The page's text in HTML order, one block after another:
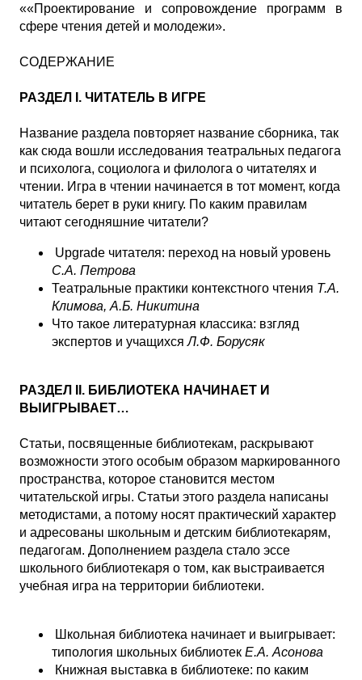
««Проектирование и сопровождение программ в
сфере чтения детей и молодежи».
СОДЕРЖАНИЕ
РАЗДЕЛ I. ЧИТАТЕЛЬ В ИГРЕ
Название раздела повторяет название сборника, так
как сюда вошли исследования театральных педагога
и психолога, социолога и филолога о читателях и
чтении. Игра в чтении начинается в тот момент, когда
читатель берет в руки книгу. По каким правилам
читают сегодняшние читатели?
Upgrade читателя: переход на новый уровень
С.А. Петрова
Театральные практики контекстного чтения Т.А.
Климова, А.Б. Никитина
Что такое литературная классика: взгляд
экспертов и учащихсяЛ.Ф. Борусяк
РАЗДЕЛ II. БИБЛИОТЕКА НАЧИНАЕТ И
ВЫИГРЫВАЕТ…
Статьи, посвященные библиотекам, раскрывают
возможности этого особым образом маркированного
пространства, которое становится местом
читательской игры. Статьи этого раздела написаны
методистами, а потому носят практический характер
и адресованы школьным и детским библиотекарям,
педагогам. Дополнением раздела стало эссе
школьного библиотекаря о том, как выстраивается
учебная игра на территории библиотеки.
Школьная библиотека начинает и выигрывает:
типология школьных библиотек Е.А. Асонова
Книжная выставка в библиотеке: по каким